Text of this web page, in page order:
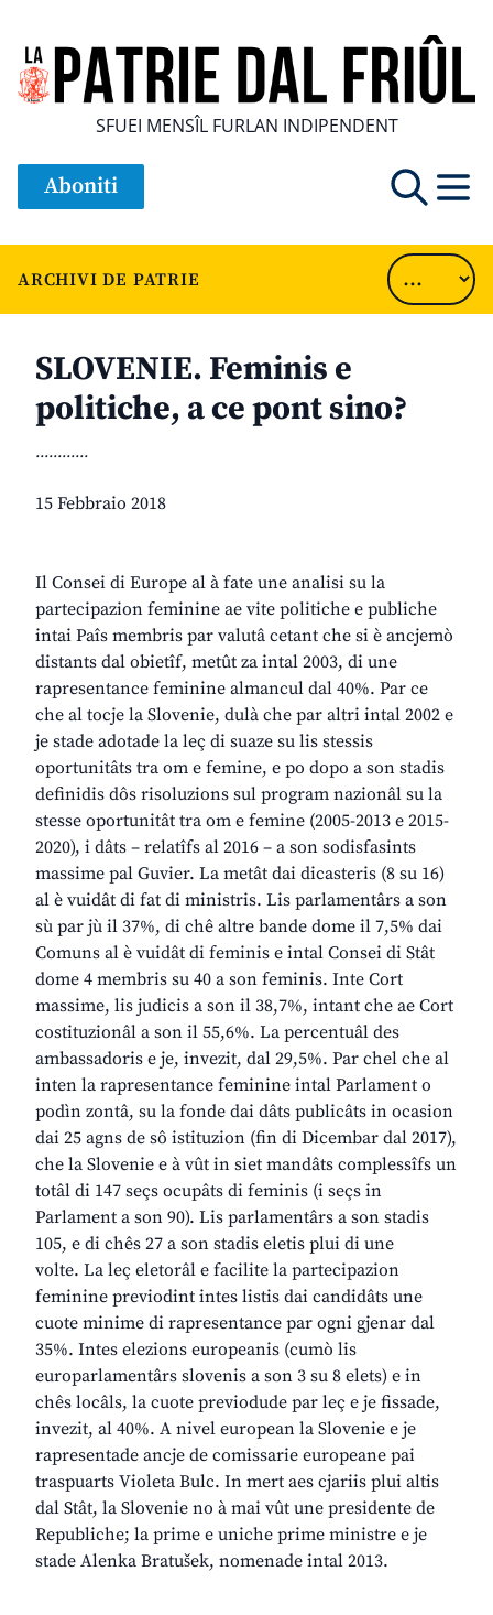
SFUEI MENSÎL FURLAN INDIPENDENT
Aboniti
ARCHIVI DE PATRIE
SLOVENIE. Feminis e
politiche, a ce pont sino?
............
15 Febbraio 2018
Il Consei di Europe al à fate une analisi su la
partecipazion feminine ae vite politiche e publiche
intai Paîs membris par valutâ cetant che si è ancjemò
distants dal obietîf, metût za intal 2003, di une
rapresentance feminine almancul dal 40%. Par ce
che al tocje la Slovenie, dulà che par altri intal 2002 e
je stade adotade la leç di suaze su lis stessis
oportunitâts tra om e femine, e po dopo a son stadis
definidis dôs risoluzions sul program nazionâl su la
stesse oportunitât tra om e femine (2005-2013 e 2015-
2020), i dâts – relatîfs al 2016 – a son sodisfasints
massime pal Guvier. La metât dai dicasteris (8 su 16)
al è vuidât di fat di ministris. Lis parlamentârs a son
sù par jù il 37%, di chê altre bande dome il 7,5% dai
Comuns al è vuidât di feminis e intal Consei di Stât
dome 4 membris su 40 a son feminis. Inte Cort
massime, lis judicis a son il 38,7%, intant che ae Cort
costituzionâl a son il 55,6%. La percentuâl des
ambassadoris e je, invezit, dal 29,5%. Par chel che al
inten la rapresentance feminine intal Parlament o
podìn zontâ, su la fonde dai dâts publicâts in ocasion
dai 25 agns de sô istituzion (fin di Dicembar dal 2017),
che la Slovenie e à vût in siet mandâts complessîfs un
totâl di 147 seçs ocupâts di feminis (i seçs in
Parlament a son 90). Lis parlamentârs a son stadis
105, e di chês 27 a son stadis eletis plui di une
volte. La leç eletorâl e facilite la partecipazion
feminine previodint intes listis dai candidâts une
cuote minime di rapresentance par ogni gjenar dal
35%. Intes elezions europeanis (cumò lis
europarlamentârs slovenis a son 3 su 8 elets) e in
chês locâls, la cuote previodude par leç e je fissade,
invezit, al 40%. A nivel european la Slovenie e je
rapresentade ancje de comissarie europeane pai
traspuarts Violeta Bulc. In mert aes cjariis plui altis
dal Stât, la Slovenie no à mai vût une presidente de
Republiche; la prime e uniche prime ministre e je
stade Alenka Bratušek, nomenade intal 2013.